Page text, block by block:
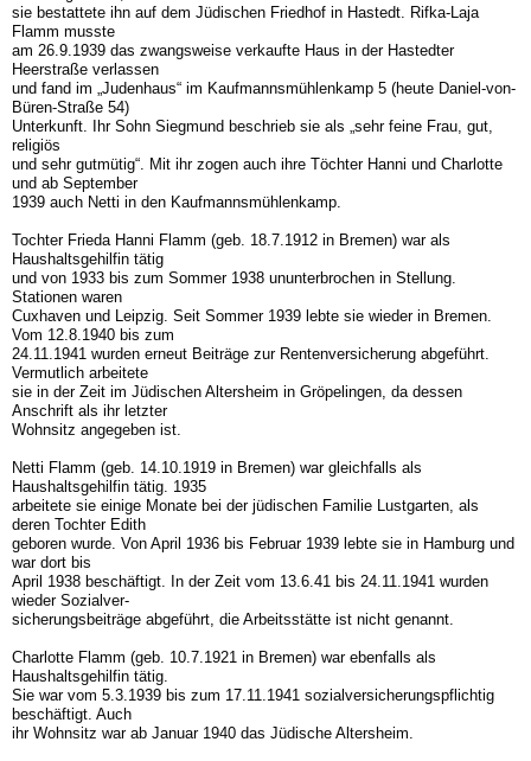
sie bestattete ihn auf dem Jüdischen Friedhof in Hastedt. Rifka-Laja
Flamm musste
am 26.9.1939 das zwangsweise verkaufte Haus in der Hastedter
Heerstraße verlassen
und fand im „Judenhaus“ im Kaufmannsmühlenkamp 5 (heute Daniel-von-
Büren-Straße 54)
Unterkunft. Ihr Sohn Siegmund beschrieb sie als „sehr feine Frau, gut,
religiös
und sehr gutmütig“. Mit ihr zogen auch ihre Töchter Hanni und Charlotte
und ab September
1939 auch Netti in den Kaufmannsmühlenkamp.
Tochter Frieda Hanni Flamm (geb. 18.7.1912 in Bremen) war als
Haushaltsgehilfin tätig
und von 1933 bis zum Sommer 1938 ununterbrochen in Stellung.
Stationen waren
Cuxhaven und Leipzig. Seit Sommer 1939 lebte sie wieder in Bremen.
Vom 12.8.1940 bis zum
24.11.1941 wurden erneut Beiträge zur Rentenversicherung abgeführt.
Vermutlich arbeitete
sie in der Zeit im Jüdischen Altersheim in Gröpelingen, da dessen
Anschrift als ihr letzter
Wohnsitz angegeben ist.
Netti Flamm (geb. 14.10.1919 in Bremen) war gleichfalls als
Haushaltsgehilfin tätig. 1935
arbeitete sie einige Monate bei der jüdischen Familie Lustgarten, als
deren Tochter Edith
geboren wurde. Von April 1936 bis Februar 1939 lebte sie in Hamburg und
war dort bis
April 1938 beschäftigt. In der Zeit vom 13.6.41 bis 24.11.1941 wurden
wieder Sozialver-
sicherungsbeiträge abgeführt, die Arbeitsstätte ist nicht genannt.
Charlotte Flamm (geb. 10.7.1921 in Bremen) war ebenfalls als
Haushaltsgehilfin tätig.
Sie war vom 5.3.1939 bis zum 17.11.1941 sozialversicherungspflichtig
beschäftigt. Auch
ihr Wohnsitz war ab Januar 1940 das Jüdische Altersheim.